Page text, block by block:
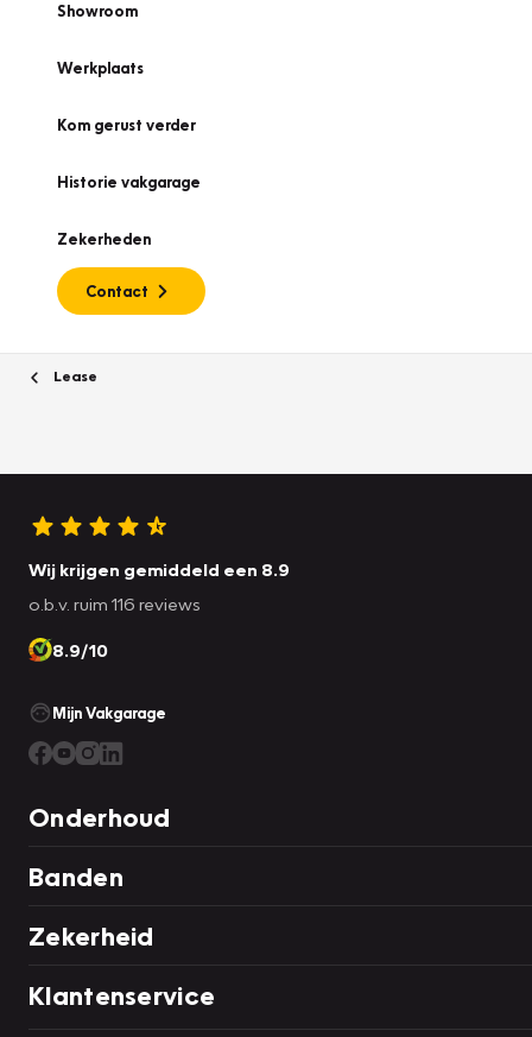
Showroom
Werkplaats
Kom gerust verder
Historie vakgarage
Zekerheden
Contact
Lease
Wij krijgen gemiddeld een 8.9
o.b.v. ruim 116 reviews
8.9/10
Mijn Vakgarage
Onderhoud
Banden
Zekerheid
Klantenservice